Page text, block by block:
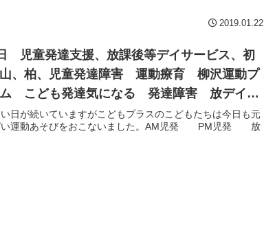
2019.01.22
児童発達支援、放課後等デイサービス、初
、柏、児童発達障害 運動療育 柳沢運動プ
ム こども発達気になる 発達障害 放デイ
学習障害 LD ADHD アスペルガー症候群
日が続いていますがこどもプラスのこどもたちは今日も元
い運動あそびをおこないました。AM児発 PM児発 放